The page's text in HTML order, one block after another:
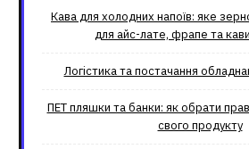
Кава для холодних напоїв: яке
для айс-лате, фрапе та
Логістика та постачання
ПЕТ пляшки та банки: як обрати
свого продукту